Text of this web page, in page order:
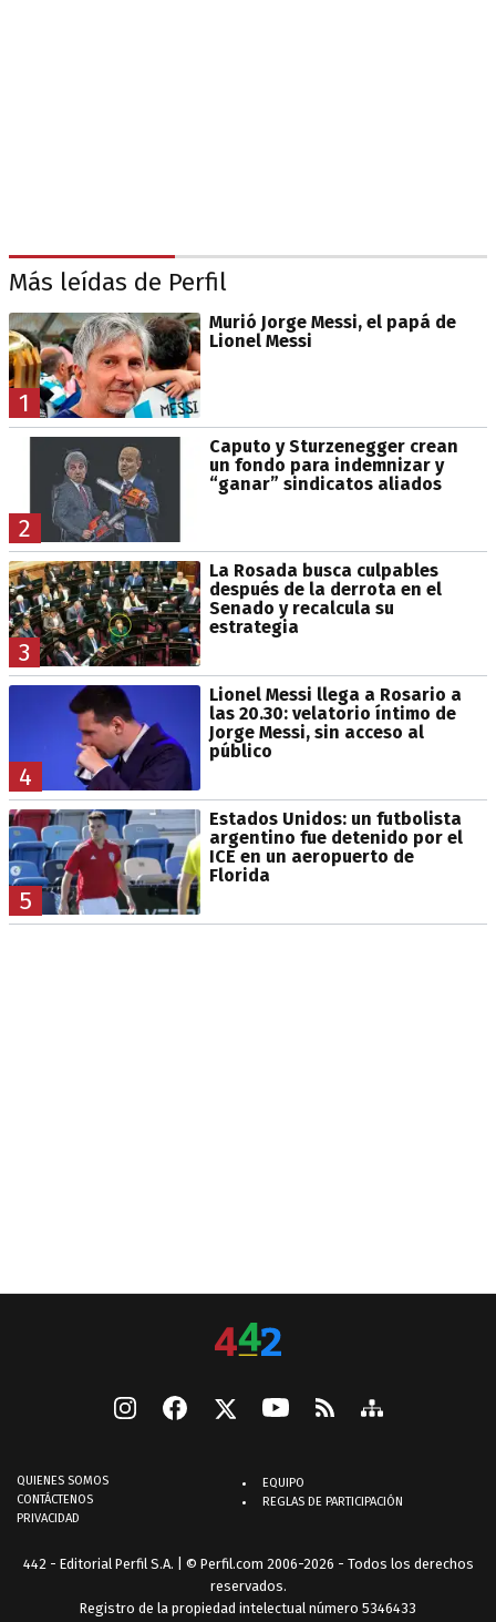
Más leídas de Perfil
1
Murió Jorge Messi, el papá de
Lionel Messi
2
Caputo y Sturzenegger crean
un fondo para indemnizar y
“ganar” sindicatos aliados
3
La Rosada busca culpables
después de la derrota en el
Senado y recalcula su
estrategia
4
Lionel Messi llega a Rosario a
las 20.30: velatorio íntimo de
Jorge Messi, sin acceso al
público
5
Estados Unidos: un futbolista
argentino fue detenido por el
ICE en un aeropuerto de
Florida
QUIENES SOMOS
CONTÁCTENOS
PRIVACIDAD
EQUIPO
REGLAS DE PARTICIPACIÓN
442 - Editorial Perfil S.A. | © Perfil.com 2006-2026 - Todos los derechos
reservados.
Registro de la propiedad intelectual número 5346433